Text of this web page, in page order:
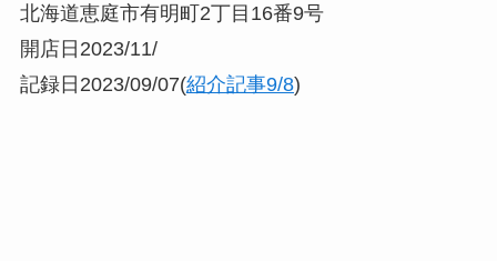
北海道恵庭市有明町2丁目16番9号
開店日2023/11/
記録日2023/09/07(紹介記事9/8)